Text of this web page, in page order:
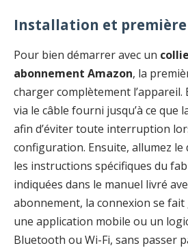
Installation et
Pour bien démarrer avec un
abonnement Amazon, la
charger complètement l’appareil.
via le câble fourni jusqu’à ce que
afin d’éviter toute interruption
configuration. Ensuite, allumez
les instructions spécifiques du
indiquées dans le manuel livré
abonnement, la connexion se
une application mobile ou un
Bluetooth ou Wi-Fi, sans passer